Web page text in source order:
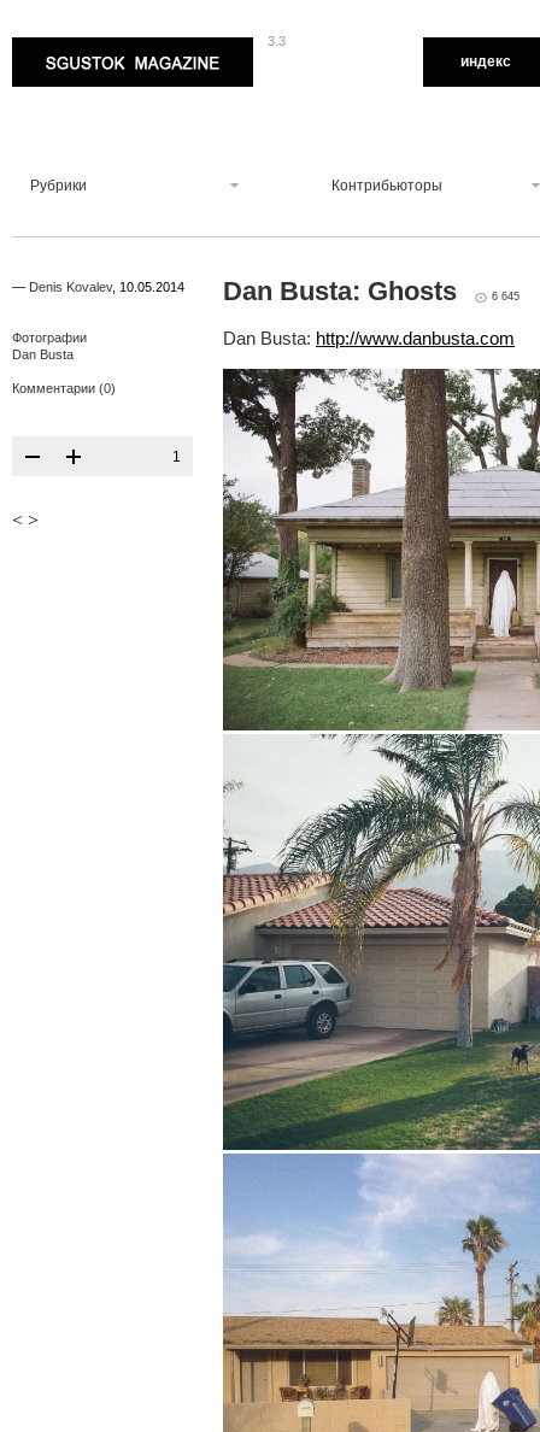
3.3
индекс
Рубрики Контрибьюторы
— Denis Kovalev, 10.05.2014
Фотографии
Dan Busta
Комментарии (0)
1
< >
Dan Busta: Ghosts 6 645
Dan Busta: http://www.danbusta.com